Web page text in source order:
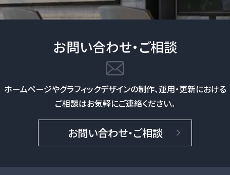
お問い合わせ・ご相談
ホームページやグラフィックデザインの制作、運用・更新における
ご相談はお気軽にご連絡ください。
お問い合わせ・ご相談